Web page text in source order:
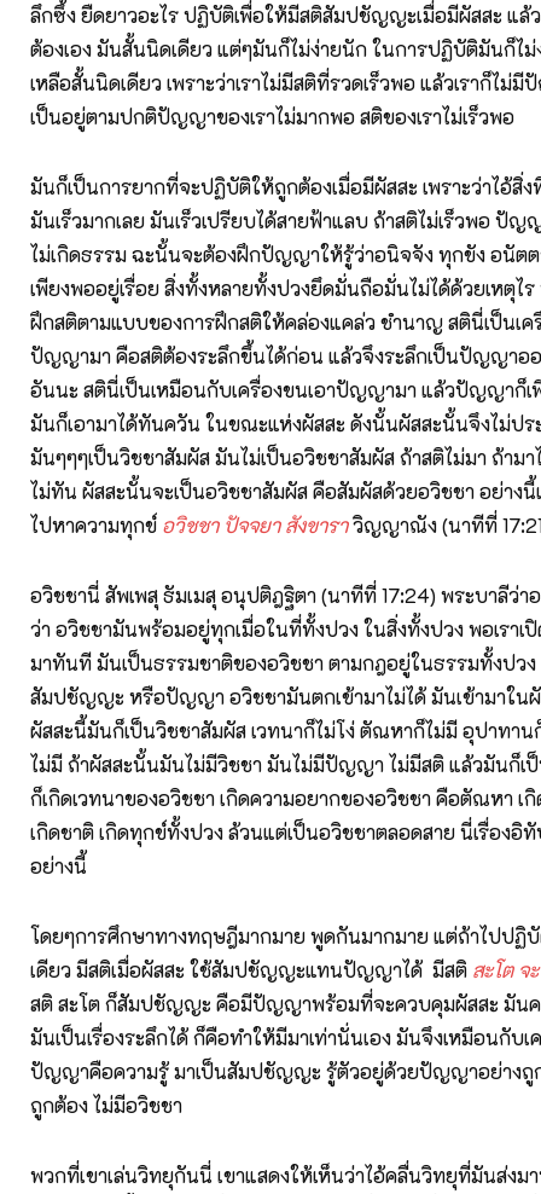
ลึกซึ้ง ยืดยาวอะไร ปฏิบัติเพื่อให้มีสติสัมปชัญญะเมื่อมีผัสสะ แล้
ต้องเอง มันสั้นนิดเดียว แต่ๆมันก็ไม่ง่ายนัก ในการปฏิบัติมันก็ไ
เหลือสั้นนิดเดียว เพราะว่าเราไม่มีสติที่รวดเร็วพอ แล้วเราก็ไ
เป็นอยู่ตามปกติปัญญาของเราไม่มากพอ สติของเราไม่เร็วพอ
มันก็เป็นการยากที่จะปฏิบัติให้ถูกต้องเมื่อมีผัสสะ เพราะว่าไอ้สิ่ง
มันเร็วมากเลย มันเร็วเปรียบได้สายฟ้าแลบ ถ้าสติไม่เร็วพอ ปั
ไม่เกิดธรรม ฉะนั้นจะต้องฝึกปัญญาให้รู้ว่าอนิจจัง ทุกขัง อนัต
เพียงพออยู่เรื่อย สิ่งทั้งหลายทั้งปวงยึดมั่นถือมั่นไม่ได้ด้วยเหตุไ
ฝึกสติตามแบบของการฝึกสติให้คล่องแคล่ว ชำนาญ สตินี่เป็นเค
ปัญญามา คือสติต้องระลึกขึ้นได้ก่อน แล้วจึงระลึกเป็นปัญญาอ
อันนะ สตินี่เป็นเหมือนกับเครื่องขนเอาปัญญามา แล้วปัญญาก็เ
มันก็เอามาได้ทันควัน ในขณะแห่งผัสสะ ดังนั้นผัสสะนั้นจึงไม่ป
มันๆๆๆเป็นวิชชาสัมผัส มันไม่เป็นอวิชชาสัมผัส ถ้าสติไม่มา ถ้า
ไม่ทัน ผัสสะนั้นจะเป็นอวิชชาสัมผัส คือสัมผัสด้วยอวิชชา อย่าง
ไปหาความทุกข์ อวิชชา ปัจจยา สังขาราวิญญาณัง (นาทีที่
อวิชชานี่ สัพเพสุ ธัมเมสุ อนุปติฎฐิตา (นาทีที่ 17:24) พระบาลีว่า
ว่า อวิชชามันพร้อมอยู่ทุกเมื่อในที่ทั้งปวง ในสิ่งทั้งปวง พอเราเ
มาทันที มันเป็นธรรมชาติของอวิชชา ตามกฎอยู่ในธรรมทั้งปวง
สัมปชัญญะ หรือปัญญา อวิชชามันตกเข้ามาไม่ได้ มันเข้ามาในผั
ผัสสะนี้มันก็เป็นวิชชาสัมผัส เวทนาก็ไม่โง่ ตัณหาก็ไม่มี อุปาทา
ไม่มี ถ้าผัสสะนั้นมันไม่มีวิชชา มันไม่มีปัญญา ไม่มีสติ แล้วมันก็เ
ก็เกิดเวทนาของอวิชชา เกิดความอยากของอวิชชา คือตัณหา เ
เกิดชาติ เกิดทุกข์ทั้งปวง ล้วนแต่เป็นอวิชชาตลอดสาย นี่เรื่องอิ
อย่างนี้
โดยๆการศึกษาทางทฤษฎีมากมาย พูดกันมากมาย แต่ถ้าไปปฏิ
เดียว มีสติเมื่อผัสสะ ใช้สัมปชัญญะแทนปัญญาได้ มีสติ สะโต จ
สติ สะโต ก็สัมปชัญญะ คือมีปัญญาพร้อมที่จะควบคุมผัสสะ มัน
มันเป็นเรื่องระลึกได้ ก็คือทำให้มีมาเท่านั่นเอง มันจึงเหมือนกับเ
ปัญญาคือความรู้ มาเป็นสัมปชัญญะ รู้ตัวอยู่ด้วยปัญญาอย่างถู
ถูกต้อง ไม่มีอวิชชา
พวกที่เขาเล่นวิทยุกันนี่ เขาแสดงให้เห็นว่าไอ้คลื่นวิทยุที่มันส่งม